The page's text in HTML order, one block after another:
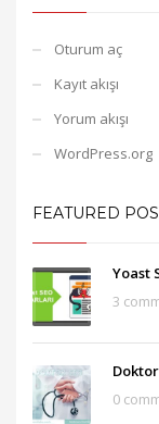
Oturum aç
Kayıt akışı
Yorum akışı
WordPress.org
FEATURED
Yoast
3
0